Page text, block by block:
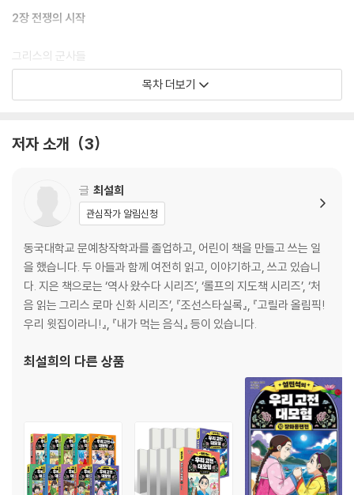
2장 전쟁의 시작
그리스의 군사들
칼카스의 예언
노예 크리세이스
4장 아킬레우스의 분노
그리스군을 휩쓴 전염병
테티스의 애원
아킬레우스의 운명
그리스 로마 신화 더 깊이 보기
목차 더보기
저자 소개 3
글 최설희
관심작가 알림신청
동국대학교 문예창작학과를 졸업하고, 어린이 책을 만들고 쓰는 일
을 했습니다. 두 아들과 함께 여전히 읽고, 이야기하고, 쓰고 있습니
다. 지은 책으로는 ‘역사 왔수다 시리즈’, ‘롤프의 지도책 시리즈’, ‘처
음 읽는 그리스 로마 신화 시리즈’, 『조선스타실록』, 『고릴라 올림픽!
우리 윗집이라니!』, 『내가 먹는 음식』 등이 있습니다.
최설희의 다른 상품